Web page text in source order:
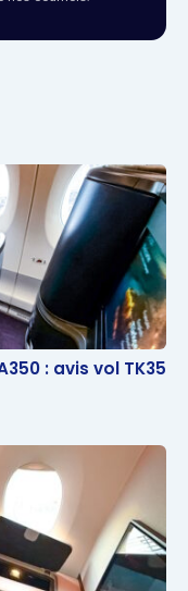
: avis vol TK35
: avis vol TK35